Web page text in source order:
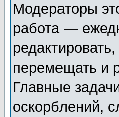
Модераторы
работа —
перемещать и
Главные
оскорблений,